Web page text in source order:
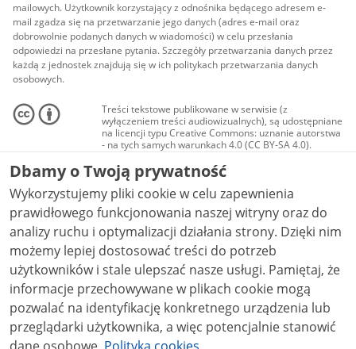
mailowych. Użytkownik korzystający z odnośnika będącego adresem e-
mail zgadza się na przetwarzanie jego danych (adres e-mail oraz
dobrowolnie podanych danych w wiadomości) w celu przesłania
odpowiedzi na przesłane pytania. Szczegóły przetwarzania danych przez
każdą z jednostek znajdują się w ich politykach przetwarzania danych
osobowych.
Treści tekstowe publikowane w serwisie (z
wyłączeniem treści audiowizualnych), są udostępniane
na licencji typu Creative Commons: uznanie autorstwa
- na tych samych warunkach 4.0 (CC BY-SA 4.0).
Materiały audiowizualne, w tym zdjęcia, materiały
audio i wideo, są udostępniane na licencji typu
Creative Commons: uznanie autorstwa użycie
niekomercyjne - bez utworów zależnych 4.0 (CC BY-
NC-ND 4.0), o ile nie jest to stwierdzone inaczej.
Dbamy o Twoją prywatność
Wykorzystujemy pliki cookie w celu zapewnienia
prawidłowego funkcjonowania naszej witryny oraz do
analizy ruchu i optymalizacji działania strony. Dzięki nim
możemy lepiej dostosować treści do potrzeb
użytkowników i stale ulepszać nasze usługi. Pamiętaj, że
informacje przechowywane w plikach cookie mogą
pozwalać na identyfikację konkretnego urządzenia lub
przeglądarki użytkownika, a więc potencjalnie stanowić